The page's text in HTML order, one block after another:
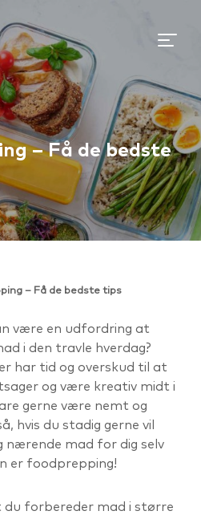
– Få de bedste
– Få de bedste tips
være en udfordring at
i den travle hverdag?
har tid og overskud til at
og være kreativ midt i
gerne være nemt og
hvis du stadig gerne vil
nærende mad for dig selv
er foodprepping!
forbereder mad i større